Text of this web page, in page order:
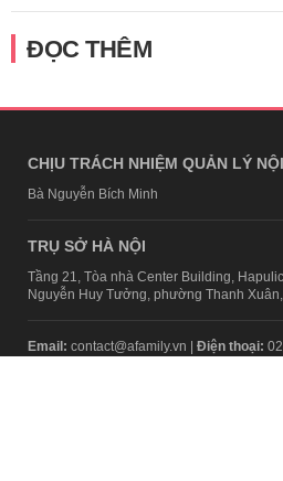
ĐỌC THÊM
CHỊU TRÁCH NHIỆM QUẢN LÝ
Bà Nguyễn Bích Minh
TRỤ SỞ HÀ NỘI
Tầng 21, Tòa nhà Center Building,
Nguyễn Huy Tưởng, phường Thanh
Email: contact@afamily.vn | Điện thoại: